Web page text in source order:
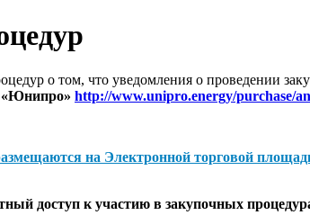
о том, что уведомления о проведении
http://www.unipro.energy/purchase/
на Электронной торговой
доступ к участию в закупочных